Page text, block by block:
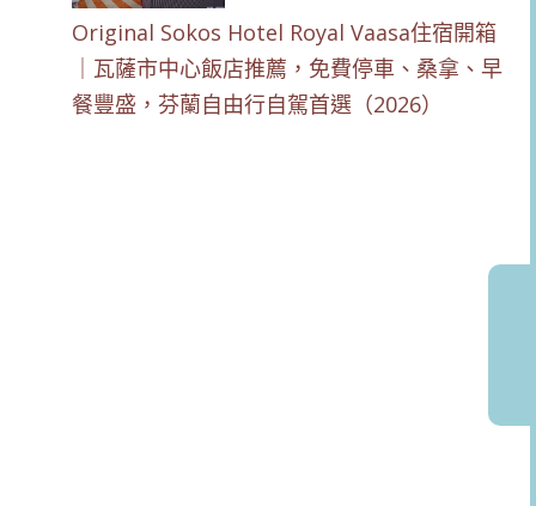
Original Sokos Hotel Royal Vaasa住宿開箱
｜瓦薩市中心飯店推薦，免費停車、桑拿、早
餐豐盛，芬蘭自由行自駕首選（2026）